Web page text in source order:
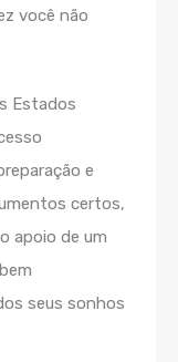
você não
Estados
e
certos,
apoio de um
seus sonhos